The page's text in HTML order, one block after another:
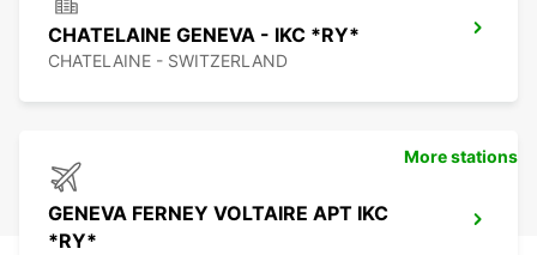
CHATELAINE GENEVA - IKC *RY*
CHATELAINE - SWITZERLAND
GENEVA FERNEY VOLTAIRE APT IKC
*RY*
More stations